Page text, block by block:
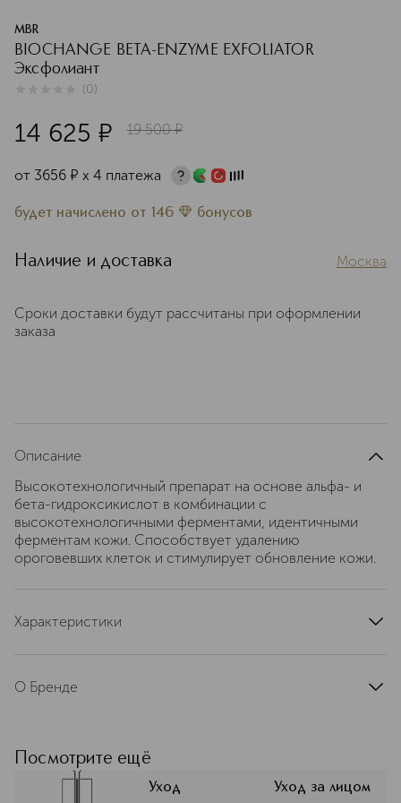
MBR
BIOCHANGE BETA-ENZYME EXFOLIATOR
Эксфолиант
(0)
14 625 ¤ 19 500 ¤
от 3656 ¤ х 4 платежа
будет начислено от 146 бонусов
Наличие и доставка Москва
Сроки доставки будут рассчитаны при оформлении
заказа
Описание
Высокотехнологичный препарат на основе альфа- и
бета-гидроксикислот в комбинации с
высокотехнологичными ферментами, идентичными
ферментам кожи. Способствует удалению
ороговевших клеток и стимулирует обновление кожи.
Характеристики
артикул
О Бренде
профессиональной косметики,
основанный в 2002 году в
курортном городке Бад-Шлема.
Посмотрите ещё
Уход Уход за лицом